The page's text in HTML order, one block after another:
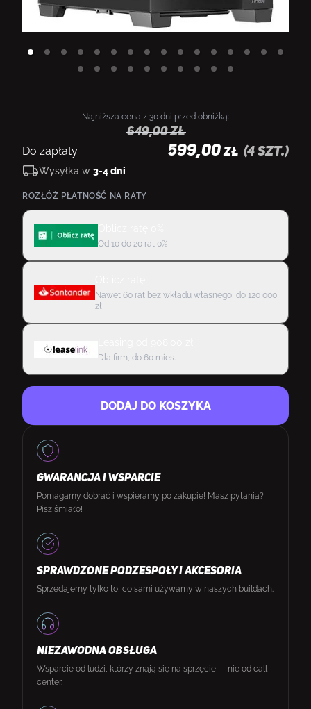
Najniższa cena z 30 dni przed obniżką:
649,00zł
Do zapłaty 599,00 ZŁ (4 szt.)
Wysyłka w 3-4 dni
ROZŁÓŻ PŁATNOŚĆ NA RATY
Od 10 do 20 rat 0%
Nawet 60 rat bez wkładu własnego, do 120 000
zł
Dla firm, do 60 mies.
DODAJ DO KOSZYKA
GWARANCJA I WSPARCIE
Pomagamy dobrać i wspieramy po zakupie! Masz pytania?
Pisz śmiało!
SPRAWDZONE PODZESPOŁY I AKCESORIA
Sprzedajemy tylko to, co sami używamy w naszych buildach.
NIEZAWODNA OBSŁUGA
Wsparcie od ludzi, którzy znają się na sprzęcie — nie od call
center.